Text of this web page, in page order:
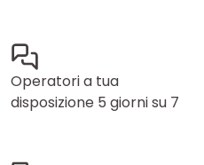
Operatori a tua
disposizione 5 giorni su 7